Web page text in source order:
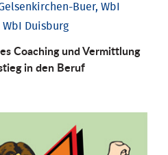
Buer, WbI
WbI Duisburg
Coaching und Vermittlung
in den Beruf